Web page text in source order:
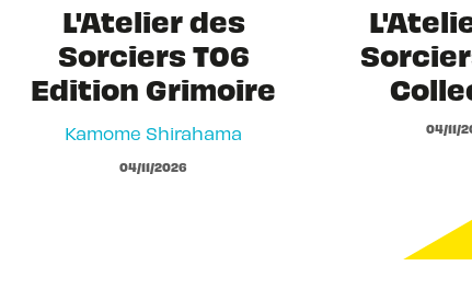
L'Atelier des
Sorciers T06
Edition Grimoire
Kamome Shirahama
04/11/2026
04/11/